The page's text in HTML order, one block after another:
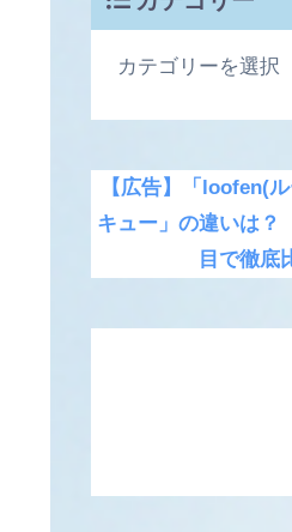
【広告】「loofen(
キュー」の違いは
目で徹底